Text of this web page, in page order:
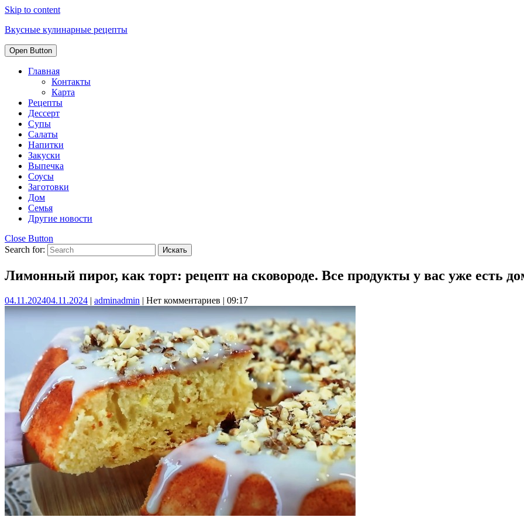
Skip to content
Вкусные кулинарные рецепты
Open Button
Главная
Контакты
Карта
Рецепты
Дессерт
Супы
Салаты
Напитки
Закуски
Выпечка
Соусы
Заготовки
Дом
Семья
Другие новости
Close Button
Search for:
Лимонный пирог, как торт: рецепт на сковороде. Все продукты у вас уже есть
04.11.202404.11.2024 | adminadmin | Нет комментариев | 09:17